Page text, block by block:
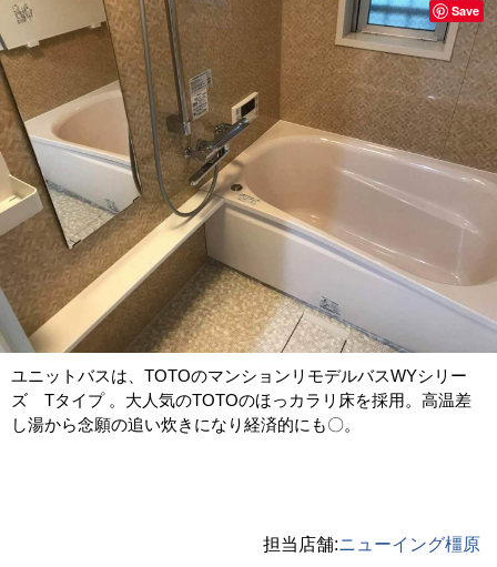
ユニットバスは、TOTOのマンションリモデルバスWYシリー
ズ Tタイプ 。大人気のTOTOのほっカラリ床を採用。高温差
し湯から念願の追い炊きになり経済的にも〇。
Save
担当店舗:ニューイング橿原